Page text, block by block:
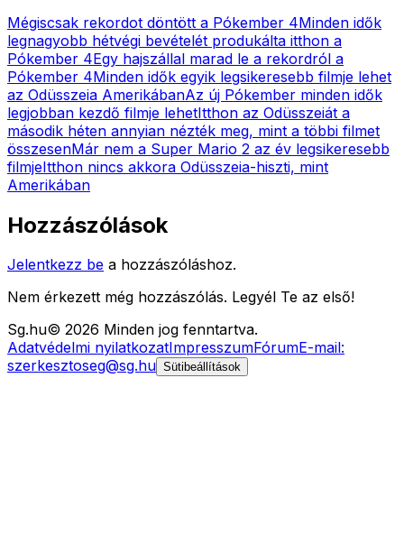
Mégiscsak rekordot döntött a Pókember 4Minden idők
legnagyobb hétvégi bevételét produkálta itthon a
Pókember 4Egy hajszállal marad le a rekordról a
Pókember 4Minden idők egyik legsikeresebb filmje lehet
az Odüsszeia AmerikábanAz új Pókember minden idők
legjobban kezdő filmje lehetItthon az Odüsszeiát a
második héten annyian nézték meg, mint a többi filmet
összesenMár nem a Super Mario 2 az év legsikeresebb
filmjeItthon nincs akkora Odüsszeia-hiszti, mint
Amerikában
Hozzászólások
Jelentkezz be a hozzászóláshoz.
Nem érkezett még hozzászólás. Legyél Te az első!
Sg.hu© 2026 Minden jog fenntartva.
Adatvédelmi nyilatkozatImpresszumFórumE-mail:
szerkesztoseg@sg.hu Sütibeállítások